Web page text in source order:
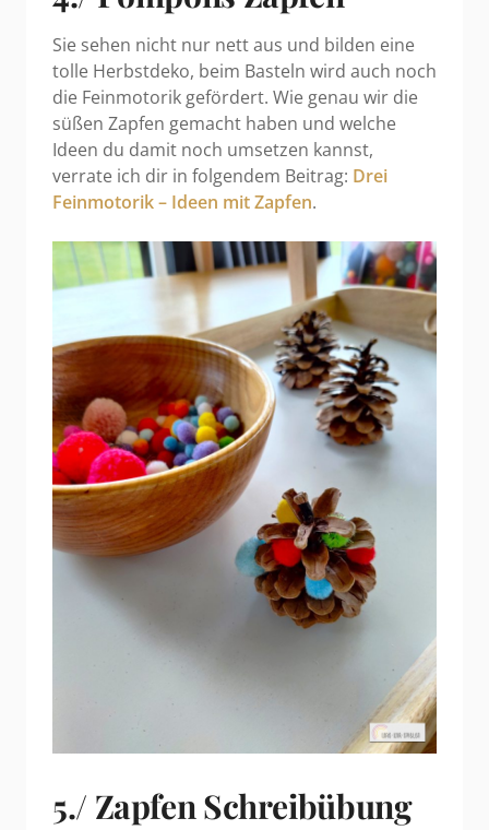
Sie sehen nicht nur nett aus und bilden eine
tolle Herbstdeko, beim Basteln wird auch noch
die Feinmotorik gefördert. Wie genau wir die
süßen Zapfen gemacht haben und welche
Ideen du damit noch umsetzen kannst,
verrate ich dir in folgendem Beitrag: Drei
Feinmotorik – Ideen mit Zapfen.
5./ Zapfen Schreibübung